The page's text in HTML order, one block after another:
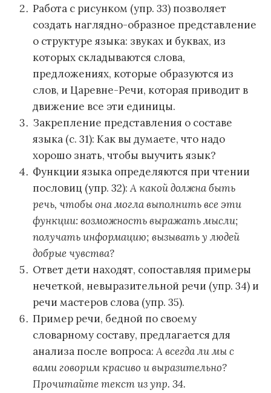
Работа с рисунком (упр. 33) позволяет
создать наглядно-образное представление
о структуре языка: звуках и буквах, из
которых складываются слова,
предложениях, которые образуются из
слов, и Царевне-Речи, которая приводит в
движение все эти единицы.
Закрепление представления о составе
языка (с. 31): Как вы думаете, что надо
хорошо знать, чтобы выучить язык?
Функции языка определяются при чтении
пословиц (упр. 32):А какой должна быть
речь, чтобы она могла выполнить все эти
функции: возможность выражать мысли;
получать информацию; вызывать у людей
добрые чувства?
Ответ дети находят, сопоставляя примеры
нечеткой, невыразительной речи (упр. 34) и
речи мастеров слова (упр. 35).
Пример речи, бедной по своему
словарному составу, предлагается для
анализа после вопроса:А всегда ли мы с
вами говорим красиво и выразительно?
Прочитайте текст из упр. 34.